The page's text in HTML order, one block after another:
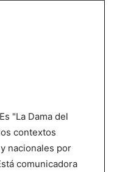
"La Dama del
contextos
nacionales por
comunicadora